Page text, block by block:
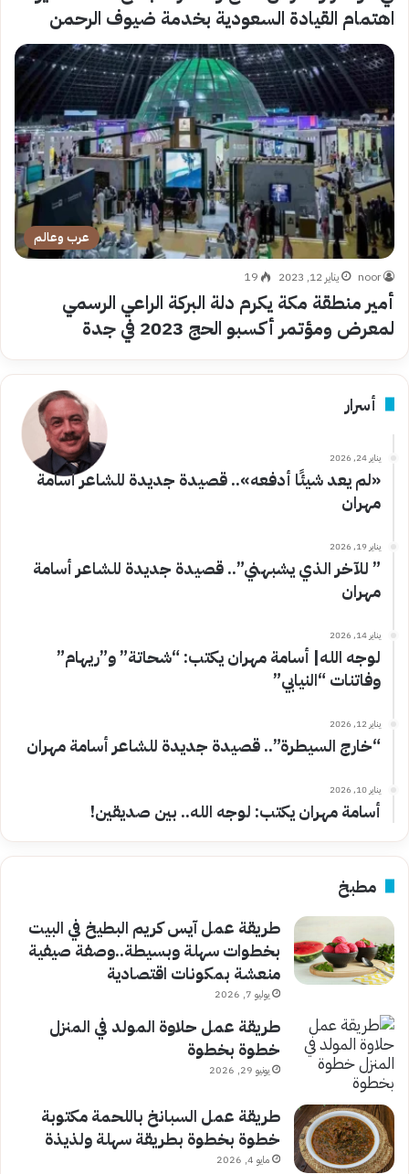
اهتمام القيادة ‏السعودية بخدمة ضيوف الرحمن
عرب وعالم
noor يناير 12, 2023 19
أمير منطقة مكة يكرم دلة البركة الراعي الرسمي
لمعرض ومؤتمر أكسبو الحج 2023 في جدة
أسرار
يناير 24, 2026
«لم يعد شيئًا أدفعه».. قصيدة جديدة للشاعر أسامة
مهران
يناير 19, 2026
” للآخر الذي يشبهني”.. قصيدة جديدة للشاعر أسامة
مهران
يناير 14, 2026
لوجه الله| أسامة مهران يكتب: “شحاتة” و”ريهام”
وفاتنات “النيابي”
يناير 12, 2026
“خارج السيطرة”.. قصيدة جديدة للشاعر أسامة مهران
يناير 10, 2026
أسامة مهران يكتب: لوجه الله.. بين صديقين!
مطبخ
طريقة عمل آيس كريم البطيخ في البيت
بخطوات سهلة وبسيطة..وصفة صيفية
منعشة بمكونات اقتصادية
يوليو 7, 2026
طريقة عمل حلاوة المولد في المنزل
خطوة بخطوة
يونيو 29, 2026
طريقة عمل السبانخ باللحمة مكتوبة
خطوة بخطوة بطريقة سهلة ولذيذة
مايو 4, 2026